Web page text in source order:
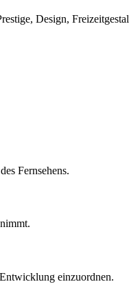
Design,
Fernsehens.
einzuordnen.